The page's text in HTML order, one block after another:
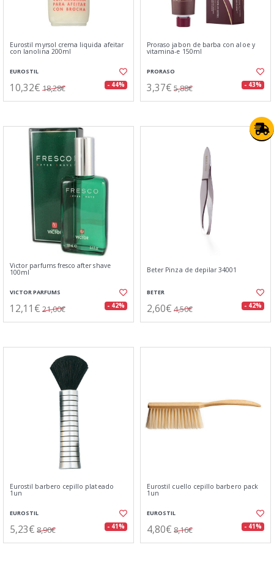
Eurostil myrsol crema liquida afeitar
con lanolina 200ml
EUROSTIL
10,32€ 18,28€ - 44%
Proraso jabon de barba con aloe y
vitamina-e 150ml
PRORASO
3,37€ 5,88€ - 43%
Victor parfums fresco after shave
100ml
VICTOR PARFUMS
12,11€ 21,00€ - 42%
Beter Pinza de depilar 34001
BETER
2,60€ 4,50€ - 42%
Eurostil barbero cepillo plateado
1un
EUROSTIL
5,23€ 8,90€ - 41%
Eurostil cuello cepillo barbero pack
1un
EUROSTIL
4,80€ 8,16€ - 41%